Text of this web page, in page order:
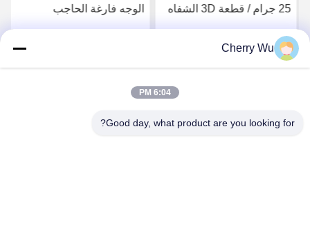
25 جرام / قطعة 3D الشفاه
Microneedling
احصل على افضل سعر
الوجه فارغة الحاجب
Cherry Wu
6:04 PM
Good day, what product are you looking for?